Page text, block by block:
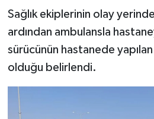
Sağlık ekiplerinin olay
ardından ambulansla
sürücünün hastanede
olduğu belirlendi.